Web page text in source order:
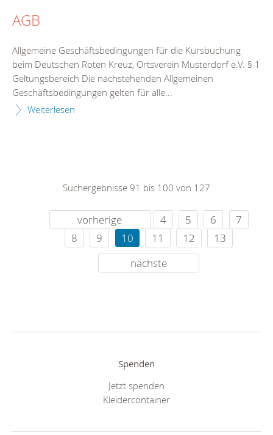
AGB
Allgemeine Geschäftsbedingungen für die Kursbuchung
beim Deutschen Roten Kreuz, Ortsverein Musterdorf e.V. § 1
Geltungsbereich Die nachstehenden Allgemeinen
Geschäftsbedingungen gelten für alle...
Weiterlesen
Suchergebnisse 91 bis 100 von 127
vorherige 4 5 6
7
8
9 10 11 12
13
nächste
Spenden
Jetzt spenden
Kleidercontainer